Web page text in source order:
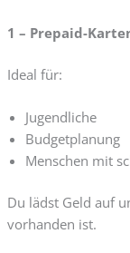
1 – Prepaid-
Ideal für:
Jugendliche
Budgetplanung
Menschen mit
Du lädst Geld auf
vorhanden ist.